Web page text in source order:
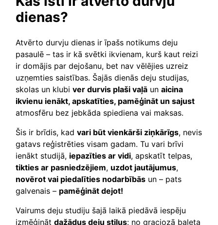
dienas?
Atvērto durvju dienas ir īpašs notikums deju
pasaulē – tas ir kā svētki ikvienam, kurš kaut reizi
ir domājis par dejošanu, bet nav vēlējies uzreiz
uzņemties saistības. Šajās dienās deju studijas,
skolas un klubi ver durvis plaši vaļā un aicina
ikvienu ienākt, apskatīties, pamēģināt un sajust
atmosfēru bez jebkāda spiediena vai maksas.
Šis ir brīdis, kad vari būt vienkārši ziņkārīgs, nevis
gatavs reģistrēties visam gadam. Tu vari brīvi
ienākt studijā, iepazīties ar vidi, apskatīt telpas,
tikties ar pasniedzējiem, uzdot jautājumus,
novērot vai piedalīties nodarbībās un – pats
galvenais – pamēģināt dejot!
Vairums deju studiju šajā laikā piedāvā iespēju
izmēģināt dažādus deju stilus: no graciozā baleta